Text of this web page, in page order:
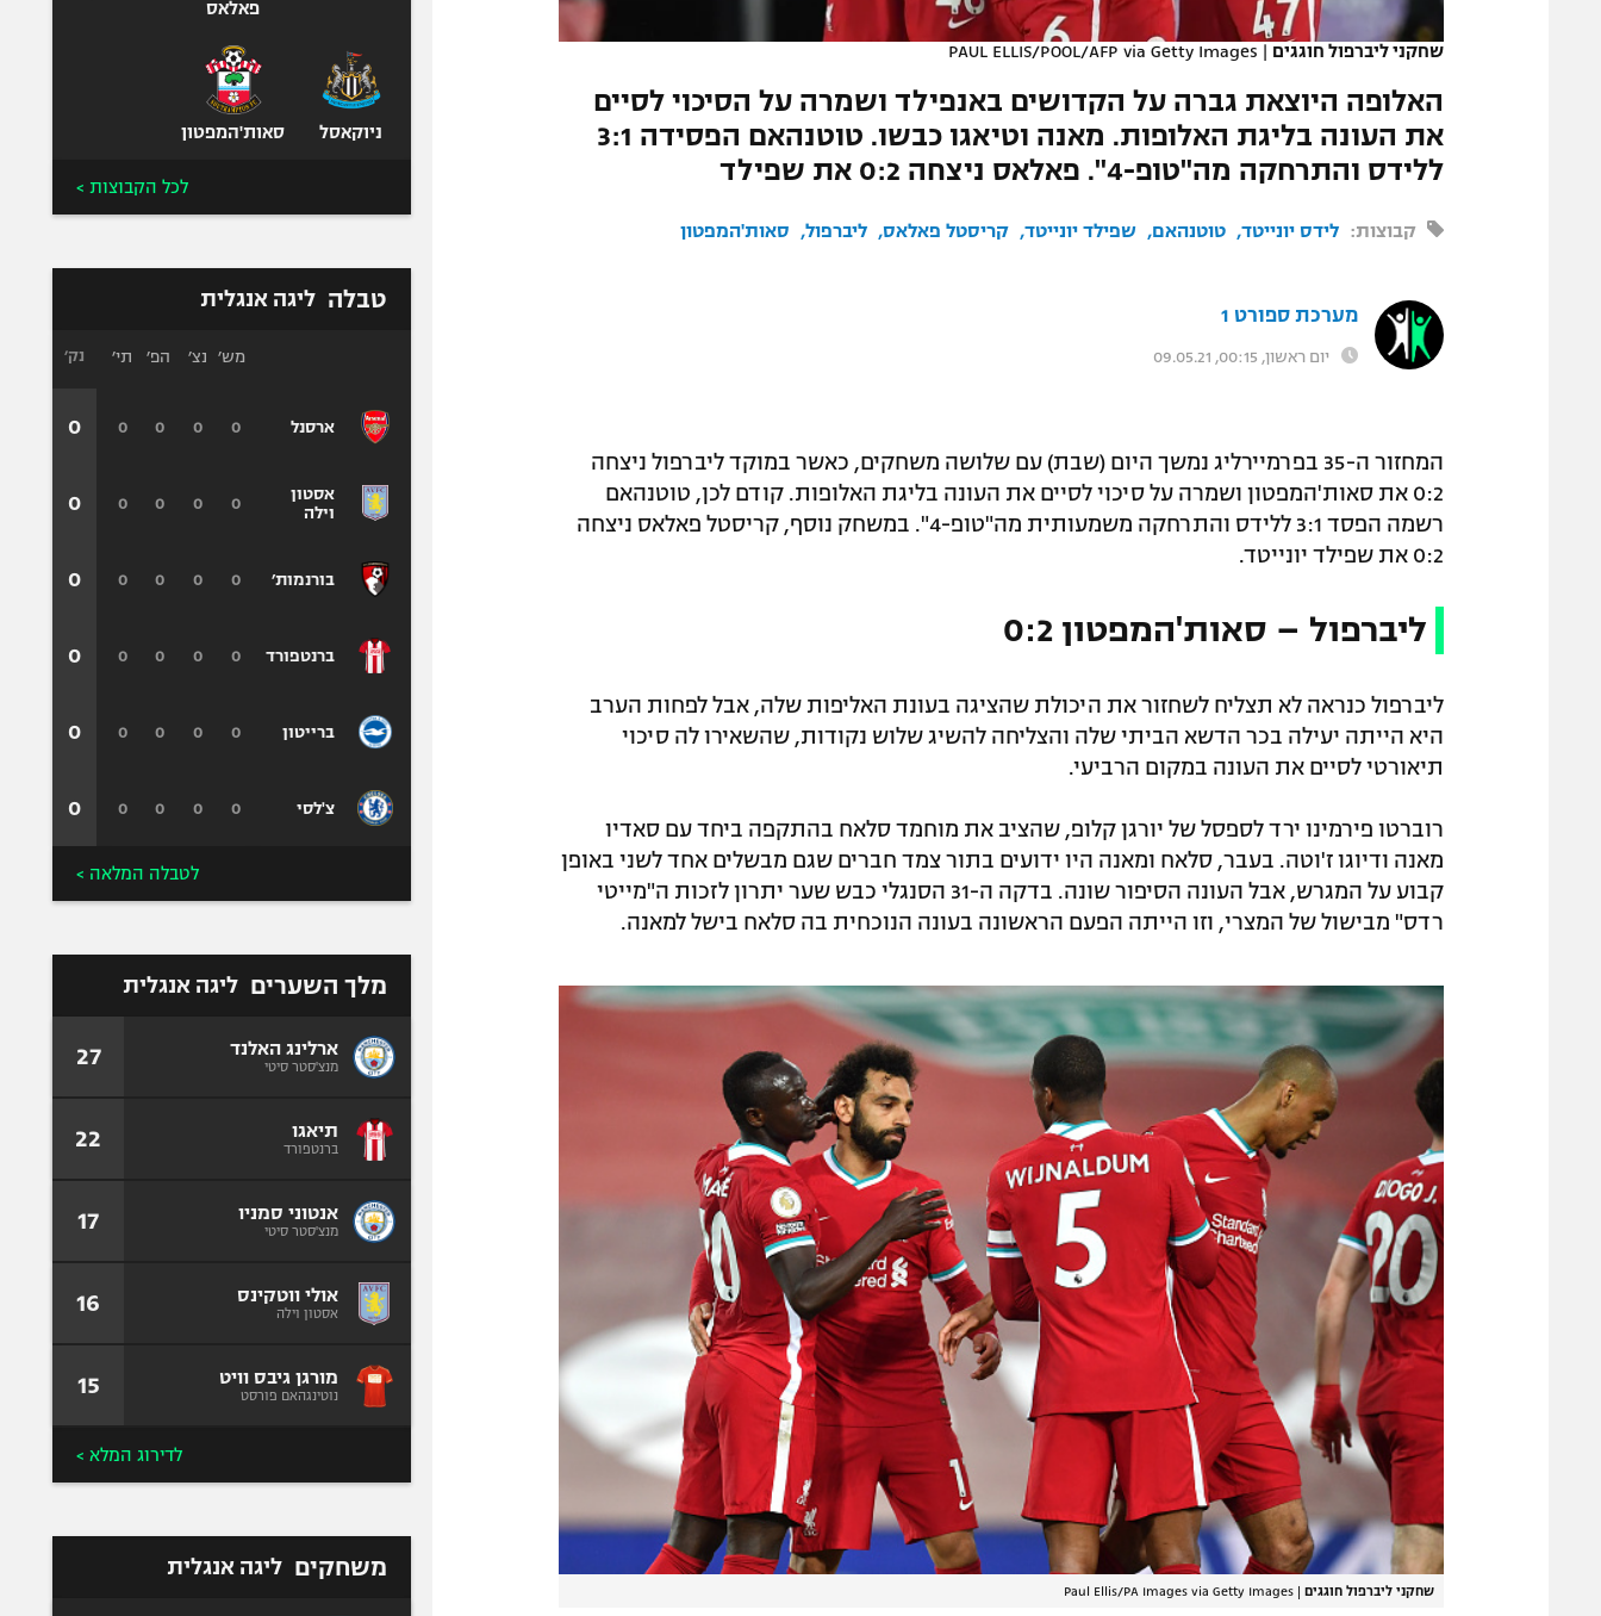
שחקני ליברפול חוגגים |
PAUL ELLIS/POOL/AFP via Getty Images
האלופה היוצאת גברה על הקדושים באנפילד ושמרה על הסיכוי לסיים
את העונה בליגת האלופות. מאנה וטיאגו כבשו. טוטנהאם הפסידה 3:1
ללידס והתרחקה מה"טופ-4". פאלאס ניצחה 0:2 את שפילד
קבוצות: לידס יונייטד טוטנהאם שפילד יונייטד קריסטל פאלאס ליברפול סאות'המפטון
מערכת ספורט 1
יום ראשון, 00:15, 09.05.21
המחזור ה-35 בפרמיירליג נמשך היום (שבת) עם שלושה משחקים, כאשר במוקד ליברפול ניצחה
0:2 את סאות'המפטון ושמרה על סיכוי לסיים את העונה בליגת האלופות. קודם לכן, טוטנהאם
רשמה הפסד 3:1 ללידס והתרחקה משמעותית מה"טופ-4". במשחק נוסף, קריסטל פאלאס ניצחה
0:2 את שפילד יונייטד.
ליברפול – סאות'המפטון 0:2
ליברפול כנראה לא תצליח לשחזור את היכולת שהציגה בעונת האליפות שלה, אבל לפחות הערב
היא הייתה יעילה בכר הדשא הביתי שלה והצליחה להשיג שלוש נקודות, שהשאירו לה סיכוי
תיאורטי לסיים את העונה במקום הרביעי.
רוברטו פירמינו ירד לספסל של יורגן קלופ, שהציב את מוחמד סלאח בהתקפה ביחד עם סאדיו
מאנה ודיוגו ז'וטה. בעבר, סלאח ומאנה היו ידועים בתור צמד חברים שגם מבשלים אחד לשני באופן
קבוע על המגרש, אבל העונה הסיפור שונה. בדקה ה-31 הסנגלי כבש שער יתרון לזכות ה"מייטי
רדס" מבישול של המצרי, וזו הייתה הפעם הראשונה בעונה הנוכחית בה סלאח בישל למאנה.
שחקני ליברפול חוגגים |
Paul Ellis/PA Images via Getty Images
פאלאס
ניוקאסל סאות'המפטון
לכל הקבוצות >
טבלה ליגה אנגלית
ארסנל
אסטון
וילה
בורנמות׳
ברנטפורד
ברייטון
צ'לסי
מש׳ נצ׳ הפ׳ תי׳
0
0
0
0
0
0
0
0
0
0
0
0
0
0
0
0
0
0
0
0
0
0
0
0
נק׳
0
0
0
0
0
0
לטבלה המלאה >
מלך השערים ליגה אנגלית
ארלינג האלנד
מנצ'סטר סיטי 27
תיאגו
ברנטפורד 22
אנטוני סמניו
מנצ'סטר סיטי 17
אולי ווטקינס
אסטון וילה 16
מורגן גיבס וויט
נוטינגהאם פורסט 15
לדירוג המלא >
משחקים ליגה אנגלית